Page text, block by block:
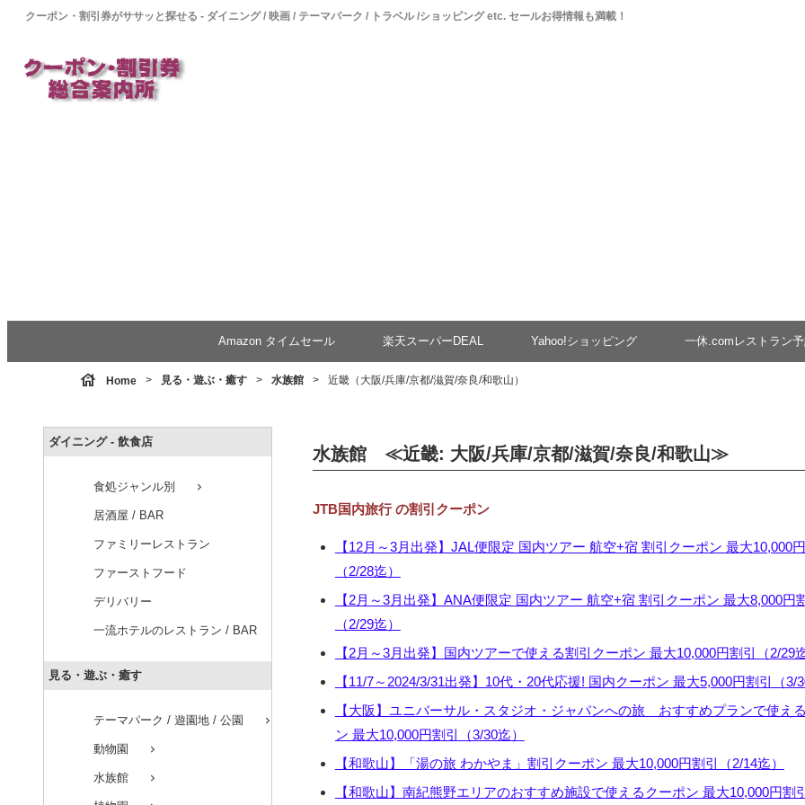
クーポン・割引券がササッと探せる - ダイニング / 映画 / テーマパーク / トラベル /ショッピング etc. セールお得情報も満載！
Amazon タイムセール 楽天スーパーDEAL Yahoo!ショッピング 一休.comレストラン
house Home 見る・遊ぶ・癒す 水族館 近畿（大阪/兵庫/京都/滋賀/奈良/和歌山）
ダイニング - 飲食店
食処ジャンル別 chevron_right
居酒屋 / BAR
ファミリーレストラン
ファーストフード
デリバリー
一流ホテルのレストラン / BAR
見る・遊ぶ・癒す
テーマパーク / 遊園地 / 公園 chevron_right
動物園 chevron_right
水族館 chevron_right
水族館 ≪近畿: 大阪/兵庫/京都/滋賀/奈良/和歌山≫
JTB国内旅行 の割引クーポン
【12月～3月出発】JAL便限定 国内ツアー 航空+宿 割引クーポン 最大10,000円
（2/28迄）
【2月～3月出発】ANA便限定 国内ツアー 航空+宿 割引クーポン 最大8,000円
（2/29迄）
【2月～3月出発】国内ツアーで使える割引クーポン 最大10,000円割引（2/29迄
【11/7～2024/3/31出発】10代・20代応援! 国内クーポン 最大5,000円割引（3/
【大阪】ユニバーサル・スタジオ・ジャパンへの旅 おすすめプランで使え
ン 最大10,000円割引（3/30迄）
【和歌山】「湯の旅 わかやま」割引クーポン 最大10,000円割引（2/14迄）
【和歌山】南紀熊野エリアのおすすめ施設で使えるクーポン 最大10,000円割引